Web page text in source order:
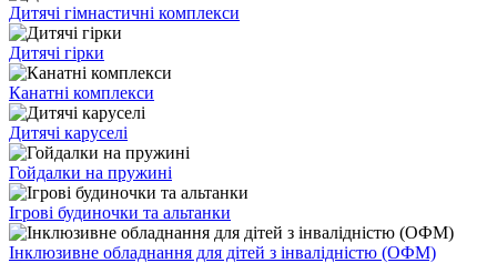
Дитячі гімнастичні комплекси
Дитячі гірки
Канатні комплекси
Дитячі каруселі
Гойдалки на пружині
Ігрові будиночки та альтанки
Інклюзивне обладнання для дітей з інвалідністю (ОФМ)